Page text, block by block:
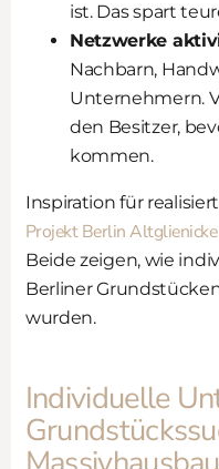
ist. Das spart
Netzwerke
Nachbarn,
Unternehmern.
den Besitzer,
kommen.
Inspiration für
Projekt Berlin Altglienicke
Beide zeigen, wie
Berliner
wurden.
Individuelle